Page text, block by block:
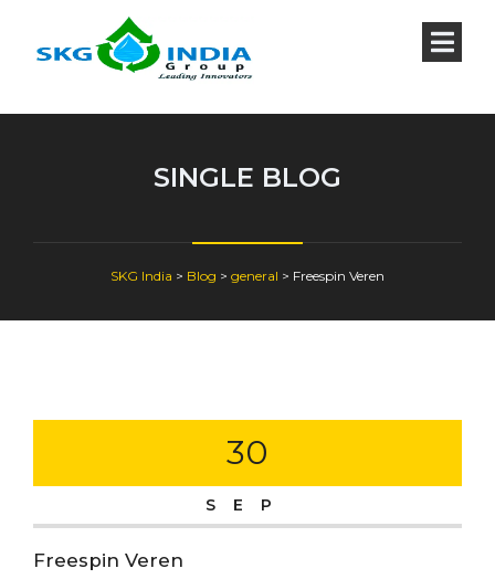
SINGLE BLOG
SKG India > Blog > general > Freespin Veren
30
SEP
Freespin Veren